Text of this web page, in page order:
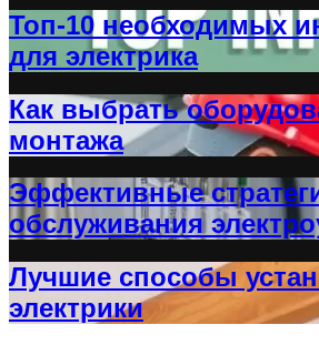
Топ-10 необходимых
для электрика
Как выбрать
монтажа
Эффективные
обслуживания
Лучшие способы
электрики